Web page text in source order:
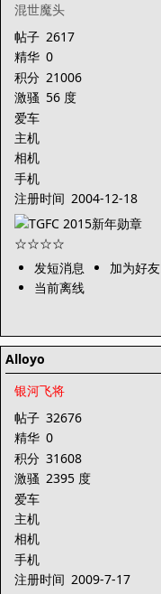
混世魔头
帖子 2617
精华 0
积分 21006
激骚 56 度
爱车
主机
相机
手机
注册时间 2004-12-18
发短消息
加为好友
当前离线
Alloyo
银河飞将
帖子 32676
精华 0
积分 31608
激骚 2395 度
爱车
主机
相机
手机
注册时间 2009-7-17